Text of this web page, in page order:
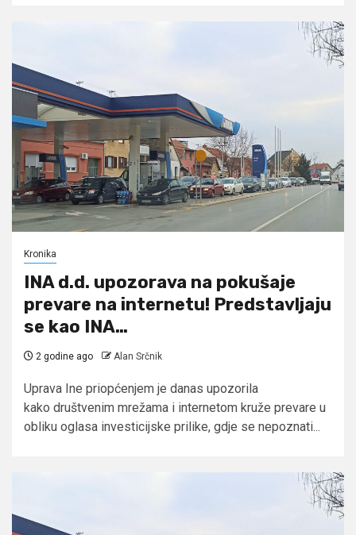
Kronika
INA d.d. upozorava na pokušaje
prevare na internetu! Predstavljaju
se kao INA…
2 godine ago Alan Srčnik
Uprava Ine priopćenjem je danas upozorila
kako društvenim mrežama i internetom kruže prevare u
obliku oglasa investicijske prilike, gdje se nepoznati...